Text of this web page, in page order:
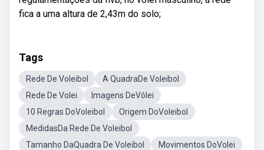
fica a uma altura de 2,43m do solo;
Tags
Rede De Voleibol
A QuadraDe Voleibol
Rede De Volei
Imagens DeVôlei
10 Regras DoVoleibol
Origem DoVoleibol
MedidasDa Rede De Voleibol
Tamanho DaQuadra De Voleibol
Movimentos DoVolei